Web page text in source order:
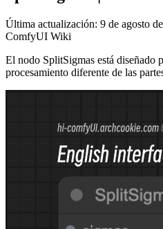
Última actualización: 9 de agosto
ComfyUI Wiki
El nodo SplitSigmas está diseñado
procesamiento diferente de las